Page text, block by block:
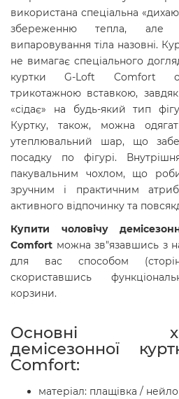
використана спеціальна
збереженню тепла, але
випаровування тіла назовні.
не вимагає спеціального
куртки G-Loft Comfort
трикотажною вставкою,
«сідає» на будь-який тип
Куртку, також, можна
утеплювальний шар, що
посадку по фігурі.
пакувальним чохлом, що
зручним і практичним
активного відпочинку та
Купити чоловічу
Comfort можна зв"язавшись з
для вас способом
скориставшись
корзини.
Основні
демісезонної
Comfort:
матеріал: плащівка /